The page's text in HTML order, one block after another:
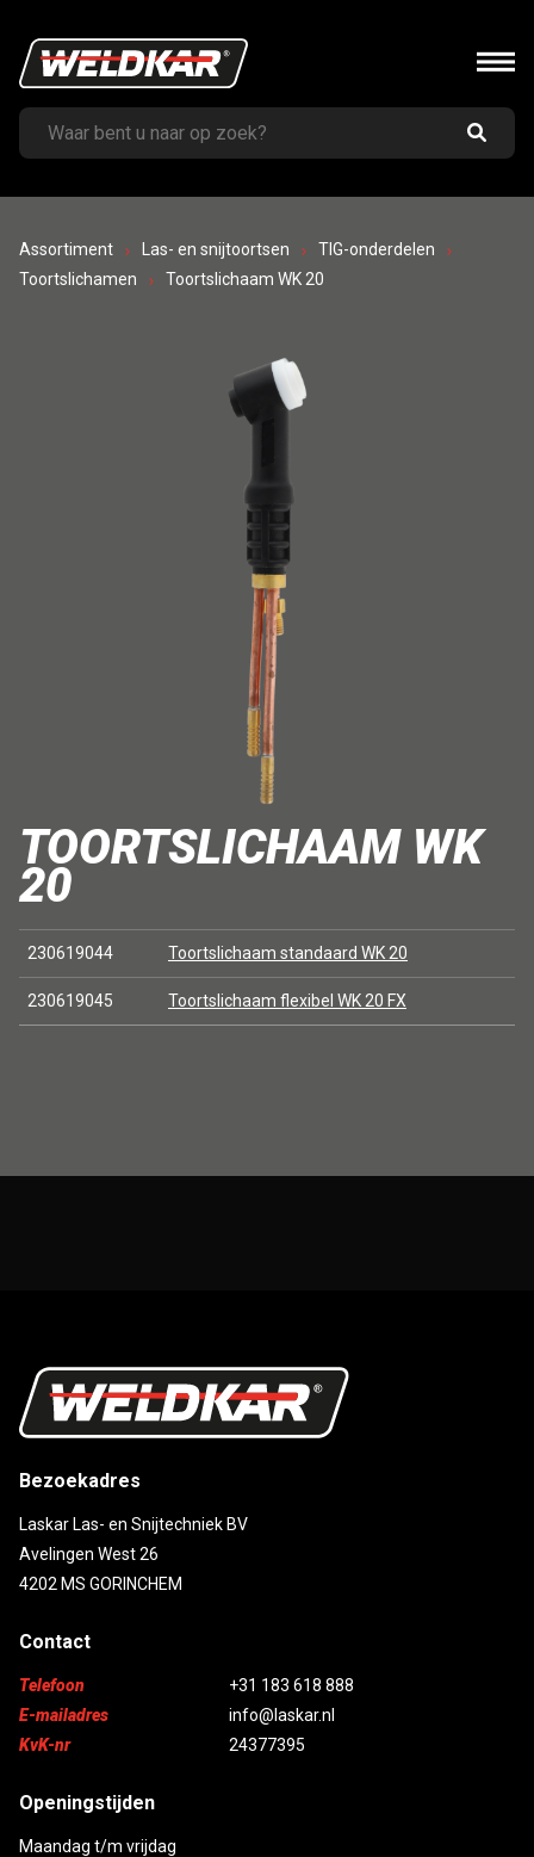
Assortiment Las- en snijtoortsen
TIG-onderdelen
Toortslichamen
Toortslichaam WK 20
TOORTSLICHAAM WK
20
230619044 Toortslichaam standaard WK 20
230619045 Toortslichaam flexibel WK 20 FX
Bezoekadres
Laskar Las- en Snijtechniek BV
Avelingen West 26
4202 MS GORINCHEM
Contact
Telefoon
+31 183 618 888
E-mailadres
info@laskar.nl
KvK-nr
24377395
Openingstijden
Maandag t/m vrijdag